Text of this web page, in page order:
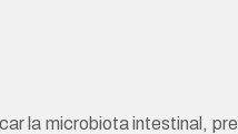
la microbiota intestinal,